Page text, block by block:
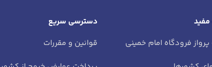
مفید
پرواز فرودگاه امام خمینی
دسترسی سریع
قوانین و مقررات